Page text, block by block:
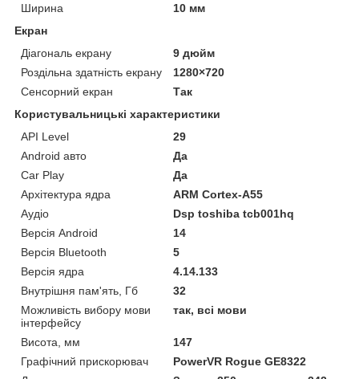
Ширина
10 мм
Екран
Діагональ екрану
9 дюйм
Роздільна здатність екрану
1280×720
Сенсорний екран
Так
Користувальницькі характеристики
API Level
29
Android авто
Да
Car Play
Да
Архітектура ядра
ARM Cortex-A55
Аудіо
Dsp toshiba tcb001hq
Версія Android
14
Версія Bluetooth
5
Версія ядра
4.14.133
Внутрішня пам'ять, Гб
32
Можливість вибору мови
інтерфейсу
так, всі мови
Висота, мм
147
Графічний прискорювач
PowerVR Rogue GE8322